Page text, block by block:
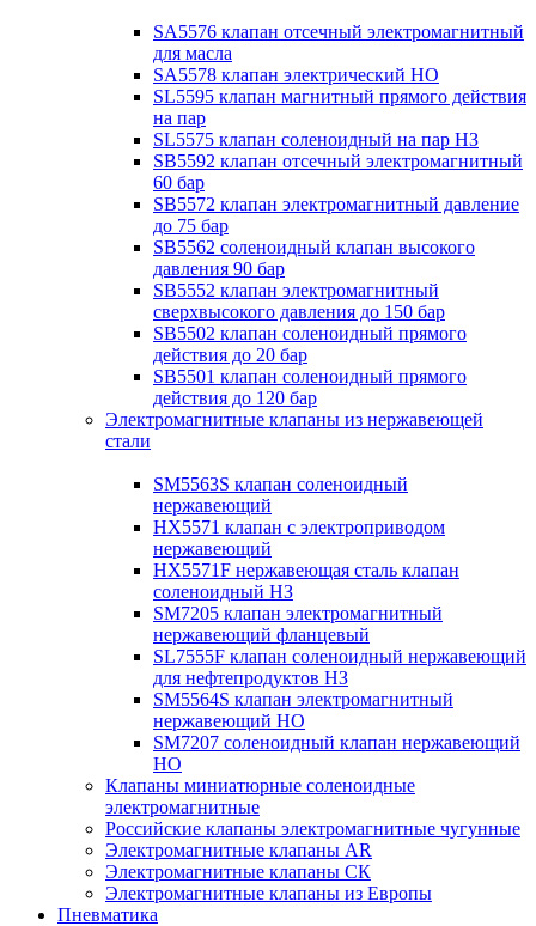
SA5576 клапан отсечный электромагнитный
для масла
SA5578 клапан электрический НО
SL5595 клапан магнитный прямого действия
на пар
SL5575 клапан соленоидный на пар НЗ
SB5592 клапан отсечный электромагнитный
60 бар
SB5572 клапан электромагнитный давление
до 75 бар
SB5562 соленоидный клапан высокого
давления 90 бар
SB5552 клапан электромагнитный
сверхвысокого давления до 150 бар
SB5502 клапан соленоидный прямого
действия до 20 бар
SB5501 клапан соленоидный прямого
действия до 120 бар
Электромагнитные клапаны из нержавеющей
стали
SM5563S клапан соленоидный
нержавеющий
HX5571 клапан с электроприводом
нержавеющий
HX5571F нержавеющая сталь клапан
соленоидный НЗ
SM7205 клапан электромагнитный
нержавеющий фланцевый
SL7555F клапан соленоидный нержавеющий
для нефтепродуктов НЗ
SM5564S клапан электромагнитный
нержавеющий НО
SM7207 соленоидный клапан нержавеющий
НО
Клапаны миниатюрные соленоидные
электромагнитные
Российские клапаны электромагнитные чугунные
Электромагнитные клапаны AR
Электромагнитные клапаны СК
Электромагнитные клапаны из Европы
Пневматика